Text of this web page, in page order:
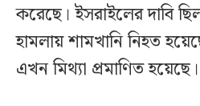
করেছে। ইসরাইলের দাবি
হামলায় শামখানি নিহত
এখন মিথ্যা প্রমাণিত হয়েছে।